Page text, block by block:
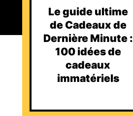
Le guide ultime
de Cadeaux de
Dernière Minute :
100 idées de
cadeaux
immatériels